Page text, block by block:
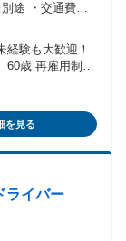
途 ・交通費別
30） ：時
： 時給＋500円
、有給休暇付
役職員共済制度
往復分の交通費
利用者も規定に
験も大歓迎！
定して働きた
ん歓迎！子育て
を見る
ライバー